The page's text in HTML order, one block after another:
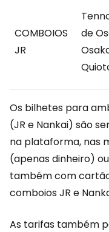
COMBOIOS
JR
de
Os bilhetes para
(JR e Nankai) são
na plataforma, nas
(apenas dinheiro)
também com
comboios JR e
As tarifas também